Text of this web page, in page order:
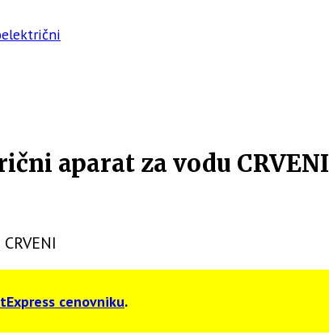
aparat za vodu CRVENI
cenovniku.